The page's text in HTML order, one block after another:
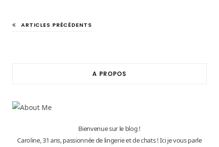
ARTICLES PRÉCÉDENTS
A PROPOS
Bienvenue sur le blog !
Caroline, 31 ans, passionnée de lingerie et de chats ! Ici je vous parle